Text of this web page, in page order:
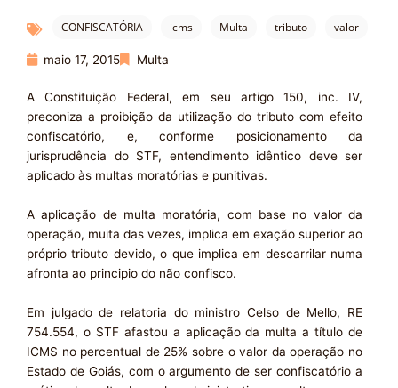
CONFISCATÓRIA icms Multa tributo valor
maio 17, 2015 Multa
A Constituição Federal, em seu artigo 150, inc. IV,
preconiza a proibição da utilização do tributo com efeito
confiscatório, e, conforme posicionamento da
jurisprudência do STF, entendimento idêntico deve ser
aplicado às multas moratórias e punitivas.
A aplicação de multa moratória, com base no valor da
operação, muita das vezes, implica em exação superior ao
próprio tributo devido, o que implica em descarrilar numa
afronta ao principio do não confisco.
Em julgado de relatoria do ministro Celso de Mello, RE
754.554, o STF afastou a aplicação da multa a título de
ICMS no percentual de 25% sobre o valor da operação no
Estado de Goiás, com o argumento de ser confiscatório a